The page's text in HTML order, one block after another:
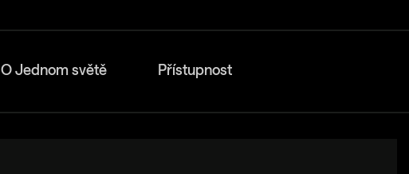
O Jednom světě Přístupnost